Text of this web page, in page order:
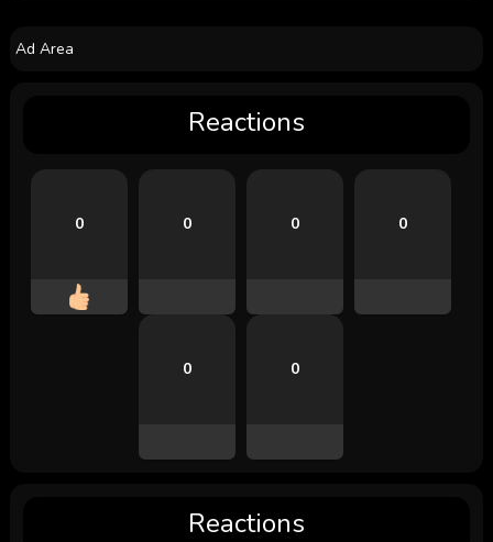
Ad Area
Reactions
0 0 0 0
0 0
Reactions